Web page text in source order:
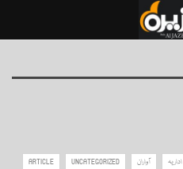
ARTICLE UNCATEGORIZED آواران اداریہ